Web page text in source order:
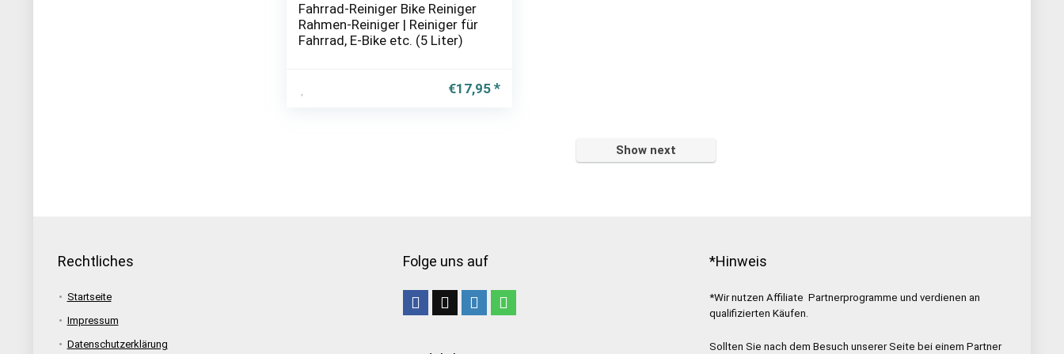
Fahrrad-Reiniger Bike Reiniger
Rahmen-Reiniger | Reiniger für
Fahrrad, E-Bike etc. (5 Liter)
€17,95
Show next
Rechtliches
Startseite
Impressum
Datenschutzerklärung
Folge uns auf *Hinweis
*Wir nutzen Affiliate Partnerprogramme und verdienen an
qualifizierten Käufen.
Sollten Sie nach dem Besuch unserer Seite bei einem Partner